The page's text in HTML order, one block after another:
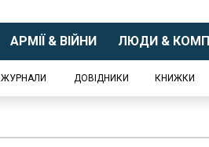
АРМІЇ & ВІЙНИ ЛЮДИ &
ЖУРНАЛИ ДОВІДНИКИ КНИЖКИ